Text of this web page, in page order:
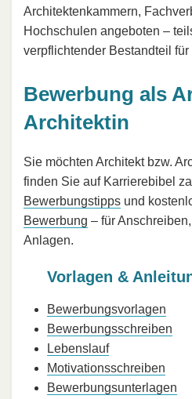
Architektenkammern,
Hochschulen angeboten –
verpflichtender Bestandteil
Bewerbung als
Architektin
Sie möchten Architekt bzw.
finden Sie auf Karrierebibel
Bewerbungstipps und
Bewerbung – für
Anlagen.
Vorlagen &
Bewerbungsvorlagen
Bewerbungsschreiben
Lebenslauf
Motivationsschreiben
Bewerbungsunterlagen